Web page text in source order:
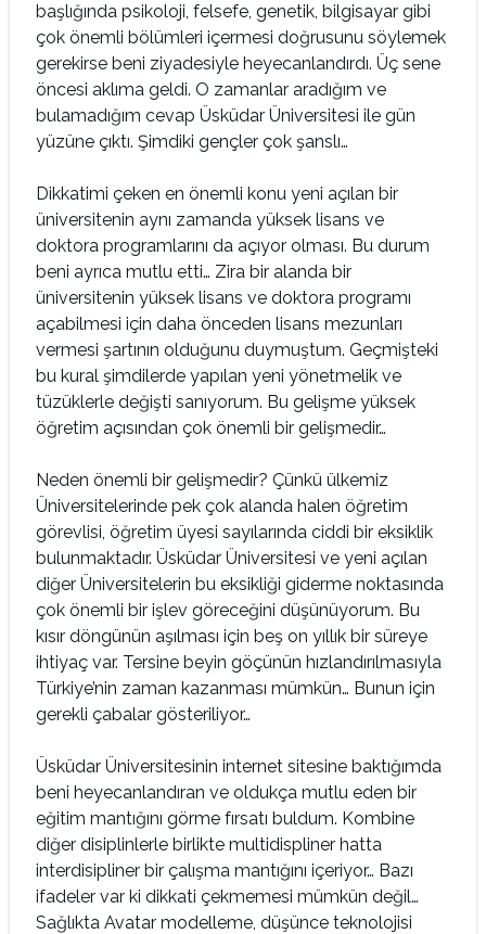
başlığında psikoloji, felsefe, genetik, bilgisayar gibi
çok önemli bölümleri içermesi doğrusunu söylemek
gerekirse beni ziyadesiyle heyecanlandırdı. Üç sene
öncesi aklıma geldi. O zamanlar aradığım ve
bulamadığım cevap Üsküdar Üniversitesi ile gün
yüzüne çıktı. Şimdiki gençler çok şanslı…
Dikkatimi çeken en önemli konu yeni açılan bir
üniversitenin aynı zamanda yüksek lisans ve
doktora programlarını da açıyor olması. Bu durum
beni ayrıca mutlu etti… Zira bir alanda bir
üniversitenin yüksek lisans ve doktora programı
açabilmesi için daha önceden lisans mezunları
vermesi şartının olduğunu duymuştum. Geçmişteki
bu kural şimdilerde yapılan yeni yönetmelik ve
tüzüklerle değişti sanıyorum. Bu gelişme yüksek
öğretim açısından çok önemli bir gelişmedir…
Neden önemli bir gelişmedir? Çünkü ülkemiz
Üniversitelerinde pek çok alanda halen öğretim
görevlisi, öğretim üyesi sayılarında ciddi bir eksiklik
bulunmaktadır. Üsküdar Üniversitesi ve yeni açılan
diğer Üniversitelerin bu eksikliği giderme noktasında
çok önemli bir işlev göreceğini düşünüyorum. Bu
kısır döngünün aşılması için beş on yıllık bir süreye
ihtiyaç var. Tersine beyin göçünün hızlandırılmasıyla
Türkiye’nin zaman kazanması mümkün… Bunun için
gerekli çabalar gösteriliyor…
Üsküdar Üniversitesinin internet sitesine baktığımda
beni heyecanlandıran ve oldukça mutlu eden bir
eğitim mantığını görme fırsatı buldum. Kombine
diğer disiplinlerle birlikte multidispliner hatta
interdisipliner bir çalışma mantığını içeriyor… Bazı
ifadeler var ki dikkati çekmemesi mümkün değil…
Sağlıkta Avatar modelleme, düşünce teknolojisi